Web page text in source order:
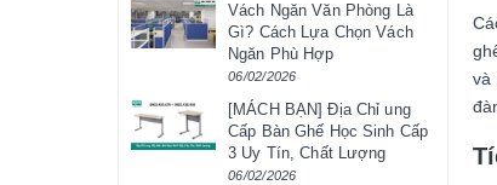
và
Vách Ngăn Văn Phòng Là
Gì? Cách Lựa Chọn Vách
Ngăn Phù Hợp
06/02/2026
[MÁCH BẠN] Địa Chỉ ung
Cấp Bàn Ghế Học Sinh Cấp
3 Uy Tín, Chất Lượng
06/02/2026